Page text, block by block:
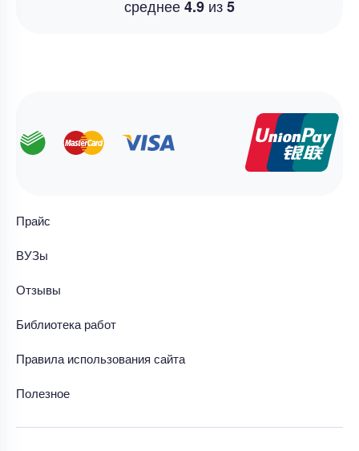
среднее4.9 из5
Прайс
ВУЗы
Отзывы
Библиотека работ
Правила использования сайта
Полезное